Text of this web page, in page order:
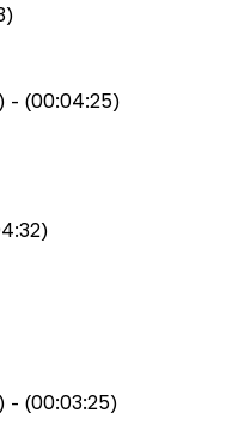
- (00:04:25)
- (00:03:25)